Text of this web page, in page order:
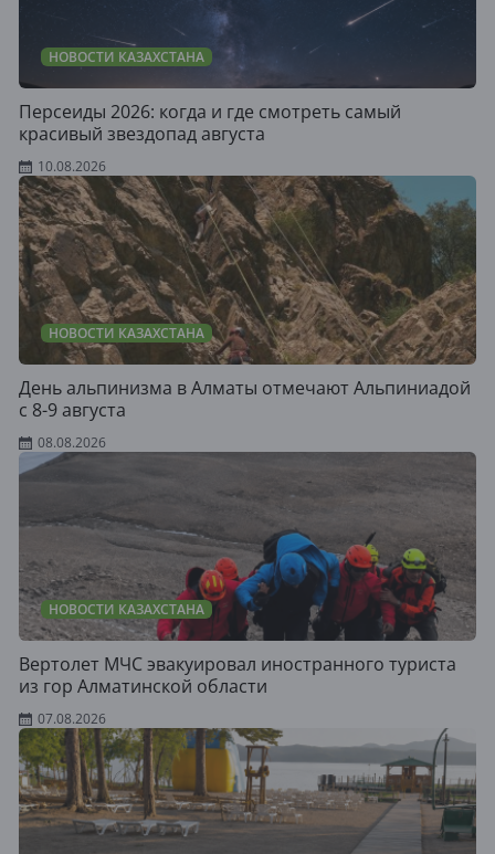
НОВОСТИ КАЗАХСТАНА
Персеиды 2026: когда и где смотреть самый
красивый звездопад августа
10.08.2026
НОВОСТИ КАЗАХСТАНА
День альпинизма в Алматы отмечают Альпиниадой
с 8-9 августа
08.08.2026
НОВОСТИ КАЗАХСТАНА
Вертолет МЧС эвакуировал иностранного туриста
из гор Алматинской области
07.08.2026